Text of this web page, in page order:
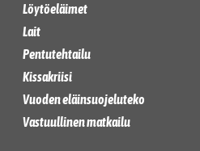
Löytöeläimet
Lait
Pentutehtailu
Kissakriisi
Vuoden eläinsuojeluteko
Vastuullinen matkailu